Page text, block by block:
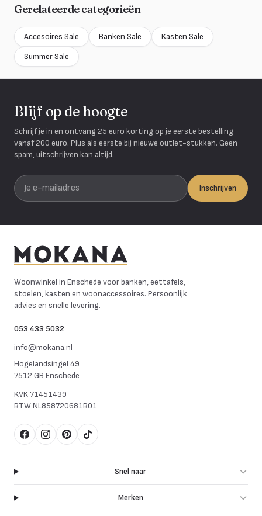
Gerelateerde categorieën
Accesoires Sale Banken Sale
Kasten Sale
Summer Sale
Blijf op de hoogte
Schrijf je in en ontvang 25 euro korting op je eerste bestelling
vanaf 200 euro. Plus als eerste bij nieuwe outlet-stukken. Geen
spam, uitschrijven kan altijd.
Je e-mailadres
Inschrijven
Woonwinkel in Enschede voor banken, eettafels,
stoelen, kasten en woonaccessoires. Persoonlijk
advies en snelle levering.
053 433 5032
info@mokana.nl
Hogelandsingel 49
7512 GB Enschede
KVK71451439
BTWNL858720681B01
FacebookInstagram
Pinterest
TikTok
Snel naar
Merken